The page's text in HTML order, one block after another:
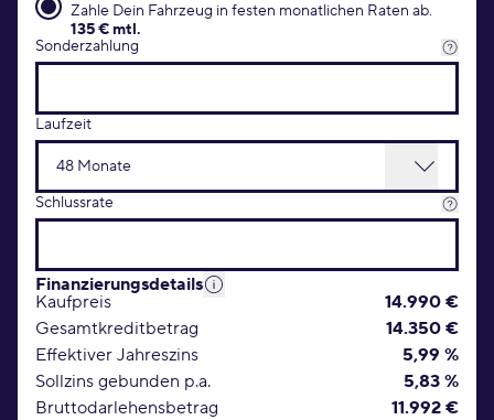
Zahle Dein Fahrzeug in festen monatlichen Raten ab.
135 € mtl.
Sonderzahlung
Laufzeit
Schlussrate
Finanzierungsdetails
Kaufpreis
14.990 €
Gesamtkreditbetrag
14.350 €
Effektiver Jahreszins
5,99 %
Sollzins gebunden p.a.
5,83 %
Bruttodarlehensbetrag
11.992 €